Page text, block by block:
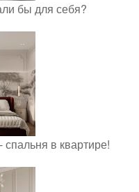
бы для себя?
в квартире!